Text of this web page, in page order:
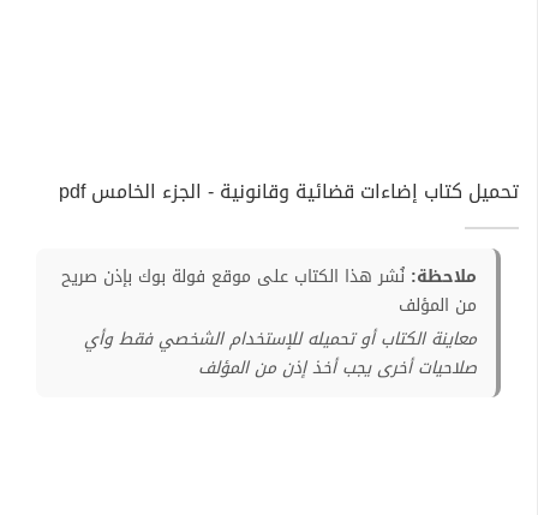
تحميل كتاب إضاءات قضائية وقانونية - الجزء الخامس pdf
ملاحظة: نُشر هذا الكتاب على موقع فولة بوك بإذن صريح
من المؤلف
معاينة الكتاب أو تحميله للإستخدام الشخصي فقط وأي
صلاحيات أخرى يجب أخذ إذن من المؤلف